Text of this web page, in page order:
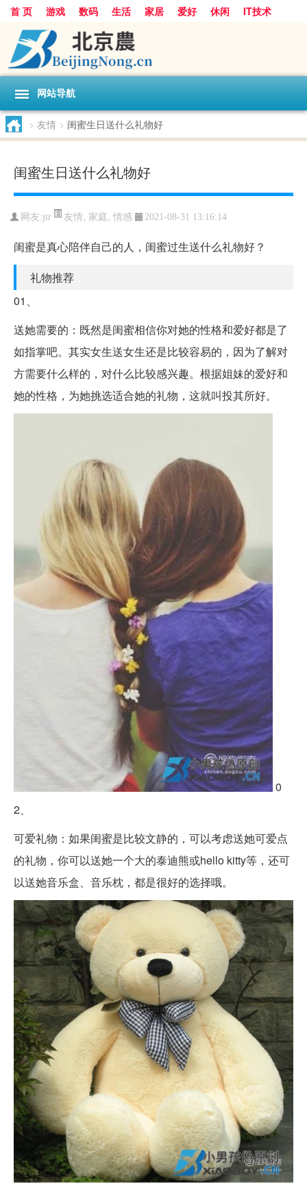
首 页 游戏 数码 生活 家居 爱好 休闲
IT技术
互联网
手机 购物
网站导航
> 友情 > 闺蜜生日送什么礼物好
闺蜜生日送什么礼物好
网友:jtr 友情, 家庭, 情感 2021-08-31 13:16:14
闺蜜是真心陪伴自己的人，闺蜜过生送什么礼物好？
礼物推荐
01、
送她需要的：既然是闺蜜相信你对她的性格和爱好都是了
如指掌吧。其实女生送女生还是比较容易的，因为了解对
方需要什么样的，对什么比较感兴趣。根据姐妹的爱好和
她的性格，为她挑选适合她的礼物，这就叫投其所好。
0
2、
可爱礼物：如果闺蜜是比较文静的，可以考虑送她可爱点
的礼物，你可以送她一个大的泰迪熊或hello kitty等，还可
以送她音乐盒、音乐枕，都是很好的选择哦。